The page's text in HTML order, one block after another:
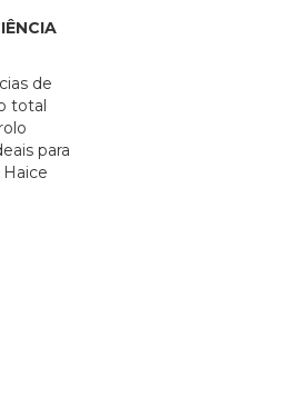
de
total
para